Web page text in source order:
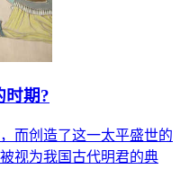
时期?
而创造了这一太平盛世的
视为我国古代明君的典